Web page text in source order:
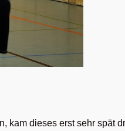
kam dieses erst sehr spät